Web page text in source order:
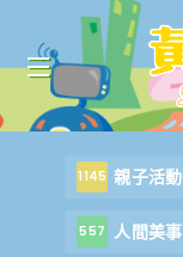
1145 親子活動
557 人間美事